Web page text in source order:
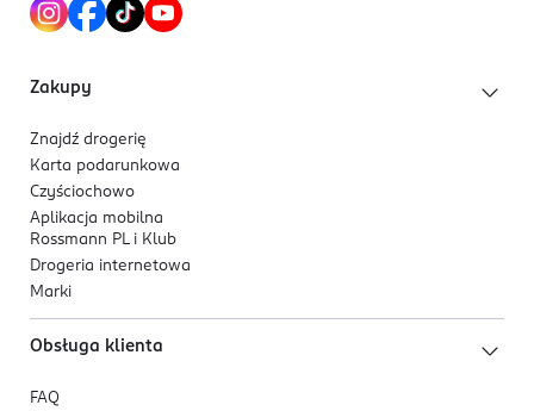
Zakupy
Znajdź drogerię
Karta podarunkowa
Czyściochowo
Aplikacja mobilna
Rossmann PL i Klub
Drogeria internetowa
Marki
Obsługa klienta
FAQ